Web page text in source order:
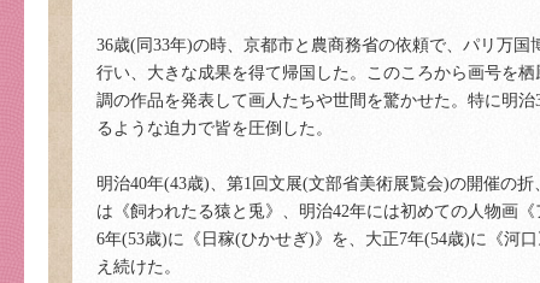
36歳(同33年)の時、京都市と農商務省の依頼で、パリ万
行い、大きな成果を得て帰国した。このころから画号を
調の作品を発表して画人たちや世間を驚かせた。特に明
るような迫力で皆を圧倒した。
明治40年(43歳)、第1回文展(文部省美術展覧会)の開催の
は《飼われたる猿と兎》、明治42年には初めての人物画
6年(53歳)に《日稼(ひかせぎ)》を、大正7年(54歳)に《河
え続けた。